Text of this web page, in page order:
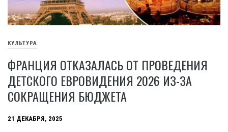
КУЛЬТУРА
ФРАНЦИЯ ОТКАЗАЛАСЬ ОТ ПРОВЕДЕНИЯ
ДЕТСКОГО ЕВРОВИДЕНИЯ 2026 ИЗ-ЗА
СОКРАЩЕНИЯ БЮДЖЕТА
21 ДЕКАБРЯ, 2025